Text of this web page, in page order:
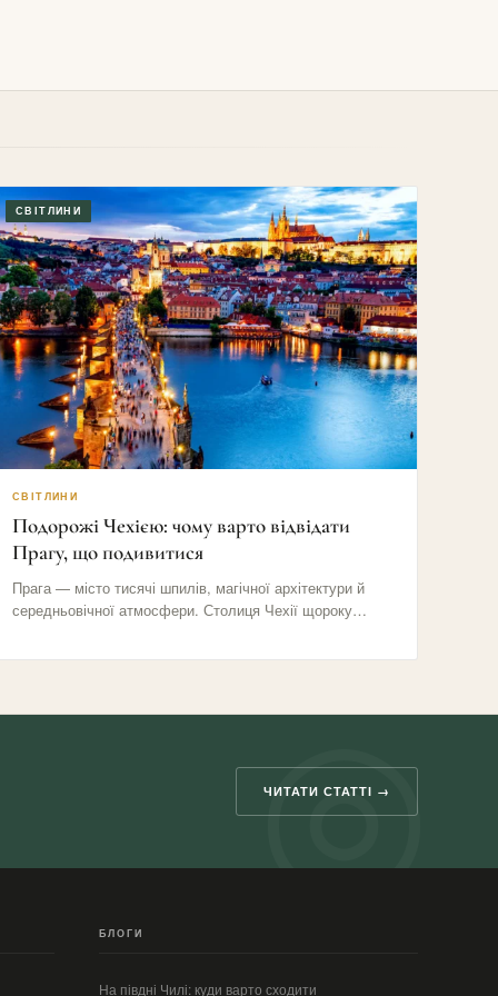
СВІТЛИНИ
СВІТЛИНИ
Подорожі Чехією: чому варто відвідати
Прагу, що подивитися
Прага — місто тисячі шпилів, магічної архітектури й
середньовічної атмосфери. Столиця Чехії щороку
ЧИТАТИ СТАТТІ →
БЛОГИ
На півдні Чилі: куди варто сходити